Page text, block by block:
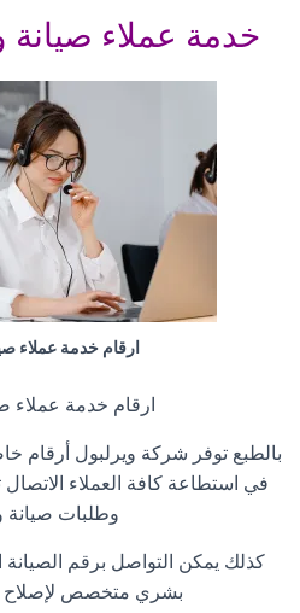
خدمة عملاء صيانة
ارقام خدمة عملاء
ارقام خدمة عملاء
بالطبع توفر شركة ويرلبول أرقام
في استطاعة كافة العملاء
وطلبات صيانة
كذلك يمكن التواصل برقم
بشري متخصص لإصلاح